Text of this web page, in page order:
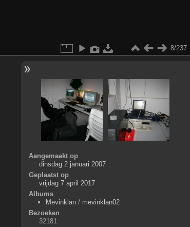
8/237
Aangemaakt op
dinsdag 2 januari 2007
Geplaatst op
vrijdag 7 april 2017
Albums
Mevinklan/ mevinklan02
Bezoeken
32181